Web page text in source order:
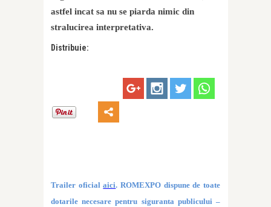
astfel incat sa nu se piarda nimic din
stralucirea interpretativa.
Distribuie:
Trailer oficialaici. ROMEXPO dispune de toate
dotarile necesare pentru siguranta publicului –